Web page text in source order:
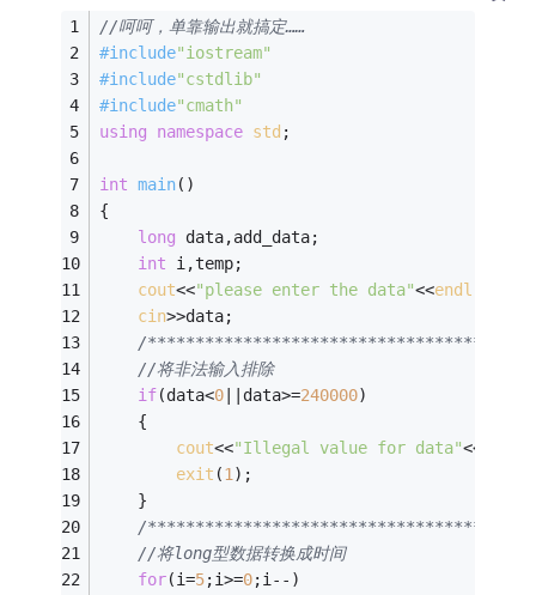
//呵呵，单靠输出就搞定……
#include"iostream"
#include"cstdlib"
#include"cmath"
using
namespace std ;
int main()
{
long data,add_data;
int i,temp;
cout<<"please enter the data"<<endl
cin>>data;
/
//将非法输入排除
if(data<0 ||data>=240000)
	{
cout<<"Illegal value for data"<<
exit (1);
	}
/
//将long型数据转换成时间
for(i=5;i>=0;i--)